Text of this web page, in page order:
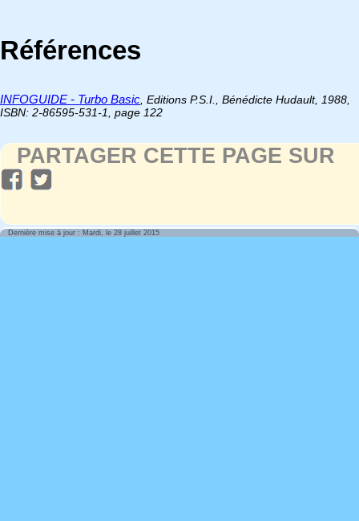
Références
INFOGUIDE - Turbo Basic , Editions P.S.I., Bénédicte Hudault, 1988,
ISBN: 2-86595-531-1, page 122
PARTAGER CETTE PAGE SUR
Dernière mise à jour : Mardi, le 28 juillet 2015